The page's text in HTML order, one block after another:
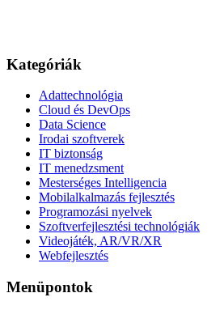
Kategóriák
Adattechnológia
Cloud és DevOps
Data Science
Irodai szoftverek
IT biztonság
IT menedzsment
Mesterséges Intelligencia
Mobilalkalmazás fejlesztés
Programozási nyelvek
Szoftverfejlesztési technológiák
Videojáték, AR/VR/XR
Webfejlesztés
Menüpontok